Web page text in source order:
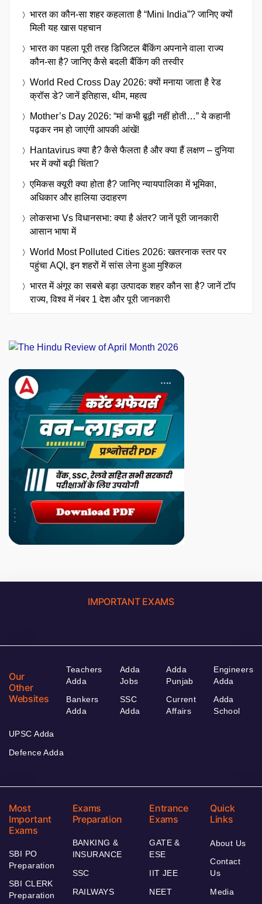
भारत का कौन-सा शहर कहलाता है “Mini India”? जानिए क्यों
मिली यह खास पहचान
भारत का पहला पूरी तरह डिजिटल बैंकिंग अपनाने वाला राज्य
कौन-सा है? जानिए कैसे बदली बैंकिंग की तस्वीर
World Red Cross Day 2026: क्यों मनाया जाता है रेड
क्रॉस डे? जानें इतिहास, थीम, महत्व
Mother’s Day 2026: “मां कभी बूढ़ी नहीं होती…” ये कहानी
पढ़कर नम हो जाएंगी आपकी आंखें!
Hantavirus क्या है? कैसे फैलता है और क्या हैं लक्षण – दुनिया
भर में क्यों बढ़ी चिंता?
एमिकस क्यूरी क्या होता है? जानिए न्यायपालिका में भूमिका,
अधिकार और हालिया उदाहरण
लोकसभा Vs विधानसभा: क्या है अंतर? जानें पूरी जानकारी
आसान भाषा में
World Most Polluted Cities 2026: खतरनाक स्तर पर
पहुंचा AQI, इन शहरों में सांस लेना हुआ मुश्किल
भारत में अंगूर का सबसे बड़ा उत्पादक शहर कौन सा है? जानें टॉप
राज्य, विश्व में नंबर 1 देश और पूरी जानकारी
IMPORTANT EXAMS
Our
Other
Websites
Teachers
Adda
Bankers
Adda
Adda
Jobs
SSC
Adda
Adda
Punjab
Current
Affairs
Engineers
Adda
Adda
School
UPSC Adda
Defence Adda
Most
Important
Exams
SBI PO
Preparation
SBI CLERK
Preparation
Exams
Preparation
BANKING &
INSURANCE
SSC
RAILWAYS
Entrance
Exams
GATE &
ESE
IIT JEE
NEET
Quick
Links
About Us
Contact
Us
Media